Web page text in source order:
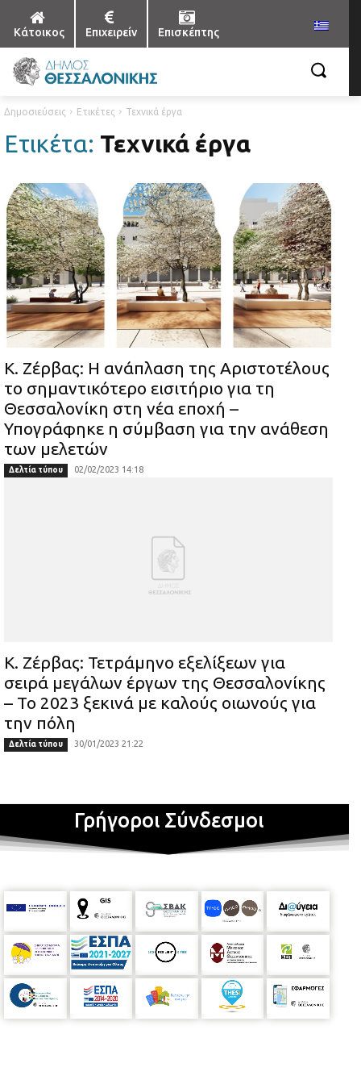
Κάτοικος Επιχειρείν Επισκέπτης
Δημοσιεύσεις Ετικέτες Τεχνικά έργα
Ετικέτα: Τεχνικά έργα
Κ. Ζέρβας: Η ανάπλαση της Αριστοτέλους
το σημαντικότερο εισιτήριο για τη
Θεσσαλονίκη στη νέα εποχή –
Υπογράφηκε η σύμβαση για την ανάθεση
των μελετών
Δελτία τύπου 02/02/2023 14:18
Κ. Ζέρβας: Τετράμηνο εξελίξεων για
σειρά μεγάλων έργων της Θεσσαλονίκης
– Το 2023 ξεκινά με καλούς οιωνούς για
την πόλη
Δελτία τύπου 30/01/2023 21:22
Γρήγοροι Σύνδεσμοι